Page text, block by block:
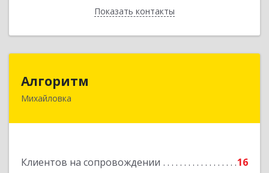
Показать контакты
Назад
Алгоритм
Михайловка
Клиентов на сопровождении 16